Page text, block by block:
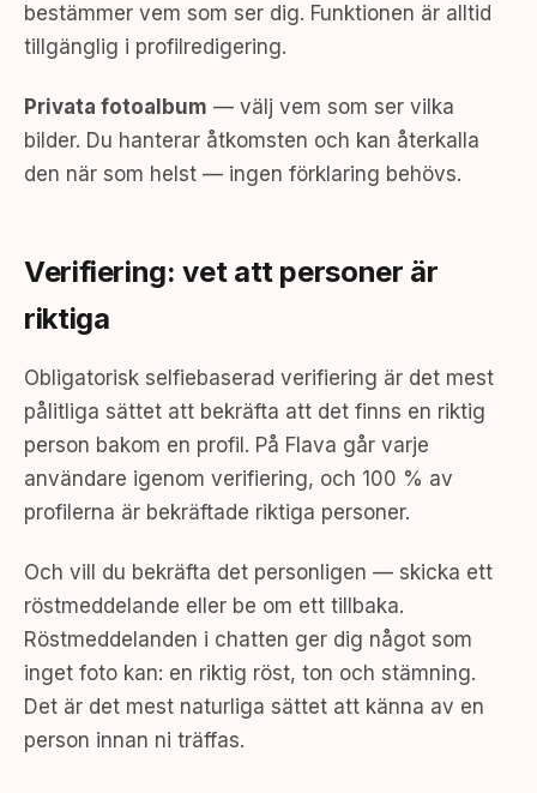
bestämmer vem som ser dig. Funktionen är alltid
tillgänglig i profilredigering.
Privata fotoalbum — välj vem som ser vilka
bilder. Du hanterar åtkomsten och kan återkalla
den när som helst — ingen förklaring behövs.
Verifiering: vet att personer är
riktiga
Obligatorisk selfiebaserad verifiering är det mest
pålitliga sättet att bekräfta att det finns en riktig
person bakom en profil. På Flava går varje
användare igenom verifiering, och 100 % av
profilerna är bekräftade riktiga personer.
Och vill du bekräfta det personligen — skicka ett
röstmeddelande eller be om ett tillbaka.
Röstmeddelanden i chatten ger dig något som
inget foto kan: en riktig röst, ton och stämning.
Det är det mest naturliga sättet att känna av en
person innan ni träffas.